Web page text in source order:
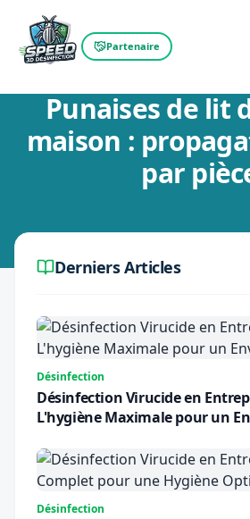
Partenaire
Retour au blog
Punaises de lit
maison :
par
Derniers Articles
Désinfection
Désinfection Virucide en
L'hygiène Maximale pour un
Désinfection